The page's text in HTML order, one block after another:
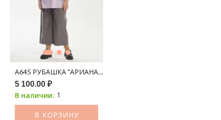
А645 РУБАШКА "АРИАНА" ЛИЛОВЫЙ
5 100.00 ₽
В наличии: 1
В КОРЗИНУ